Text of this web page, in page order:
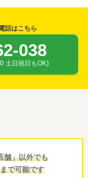
話はこちら
038
土日祝日もOK)
舗」以外でも
で可能です